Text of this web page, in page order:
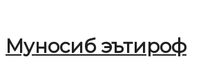
Муносиб эътироф